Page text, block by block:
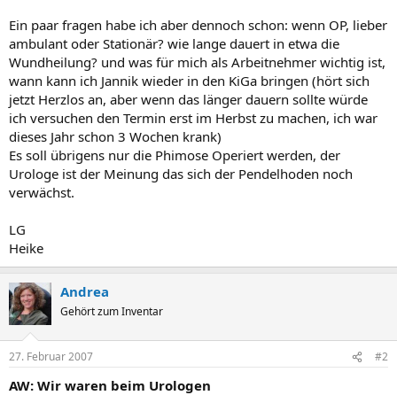
Ein paar fragen habe ich aber dennoch schon: wenn OP, lieber
ambulant oder Stationär? wie lange dauert in etwa die
Wundheilung? und was für mich als Arbeitnehmer wichtig ist,
wann kann ich Jannik wieder in den KiGa bringen (hört sich
jetzt Herzlos an, aber wenn das länger dauern sollte würde
ich versuchen den Termin erst im Herbst zu machen, ich war
dieses Jahr schon 3 Wochen krank)
Es soll übrigens nur die Phimose Operiert werden, der
Urologe ist der Meinung das sich der Pendelhoden noch
verwächst.
LG
Heike
Andrea
Gehört zum Inventar
27. Februar 2007 #2
AW: Wir waren beim Urologen